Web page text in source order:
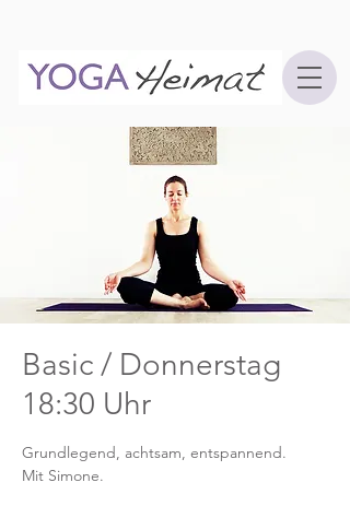
Basic / Donnerstag
18:30 Uhr
Grundlegend, achtsam, entspannend.
Mit Simone.